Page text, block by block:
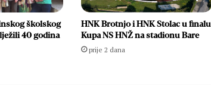
školskog
40 godina
HNK Brotnjo i HNK Stolac u finalu
Kupa NS HNŽ na stadionu Bare
prije 2 dana